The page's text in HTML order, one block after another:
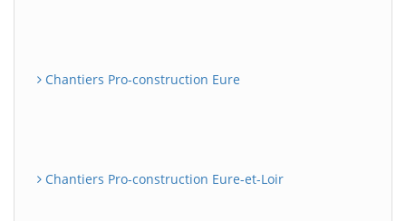
Chantiers Pro-construction Eure
Chantiers Pro-construction Eure-et-Loir